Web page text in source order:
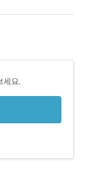
세요.